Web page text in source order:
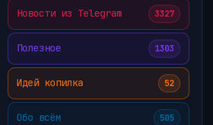
Новости из Telegram 3327
Полезное 1303
Идей копилка 52
Обо всём 505